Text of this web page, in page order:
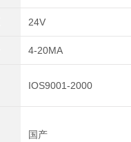
24V
4-20MA
IOS9001-2000
国产